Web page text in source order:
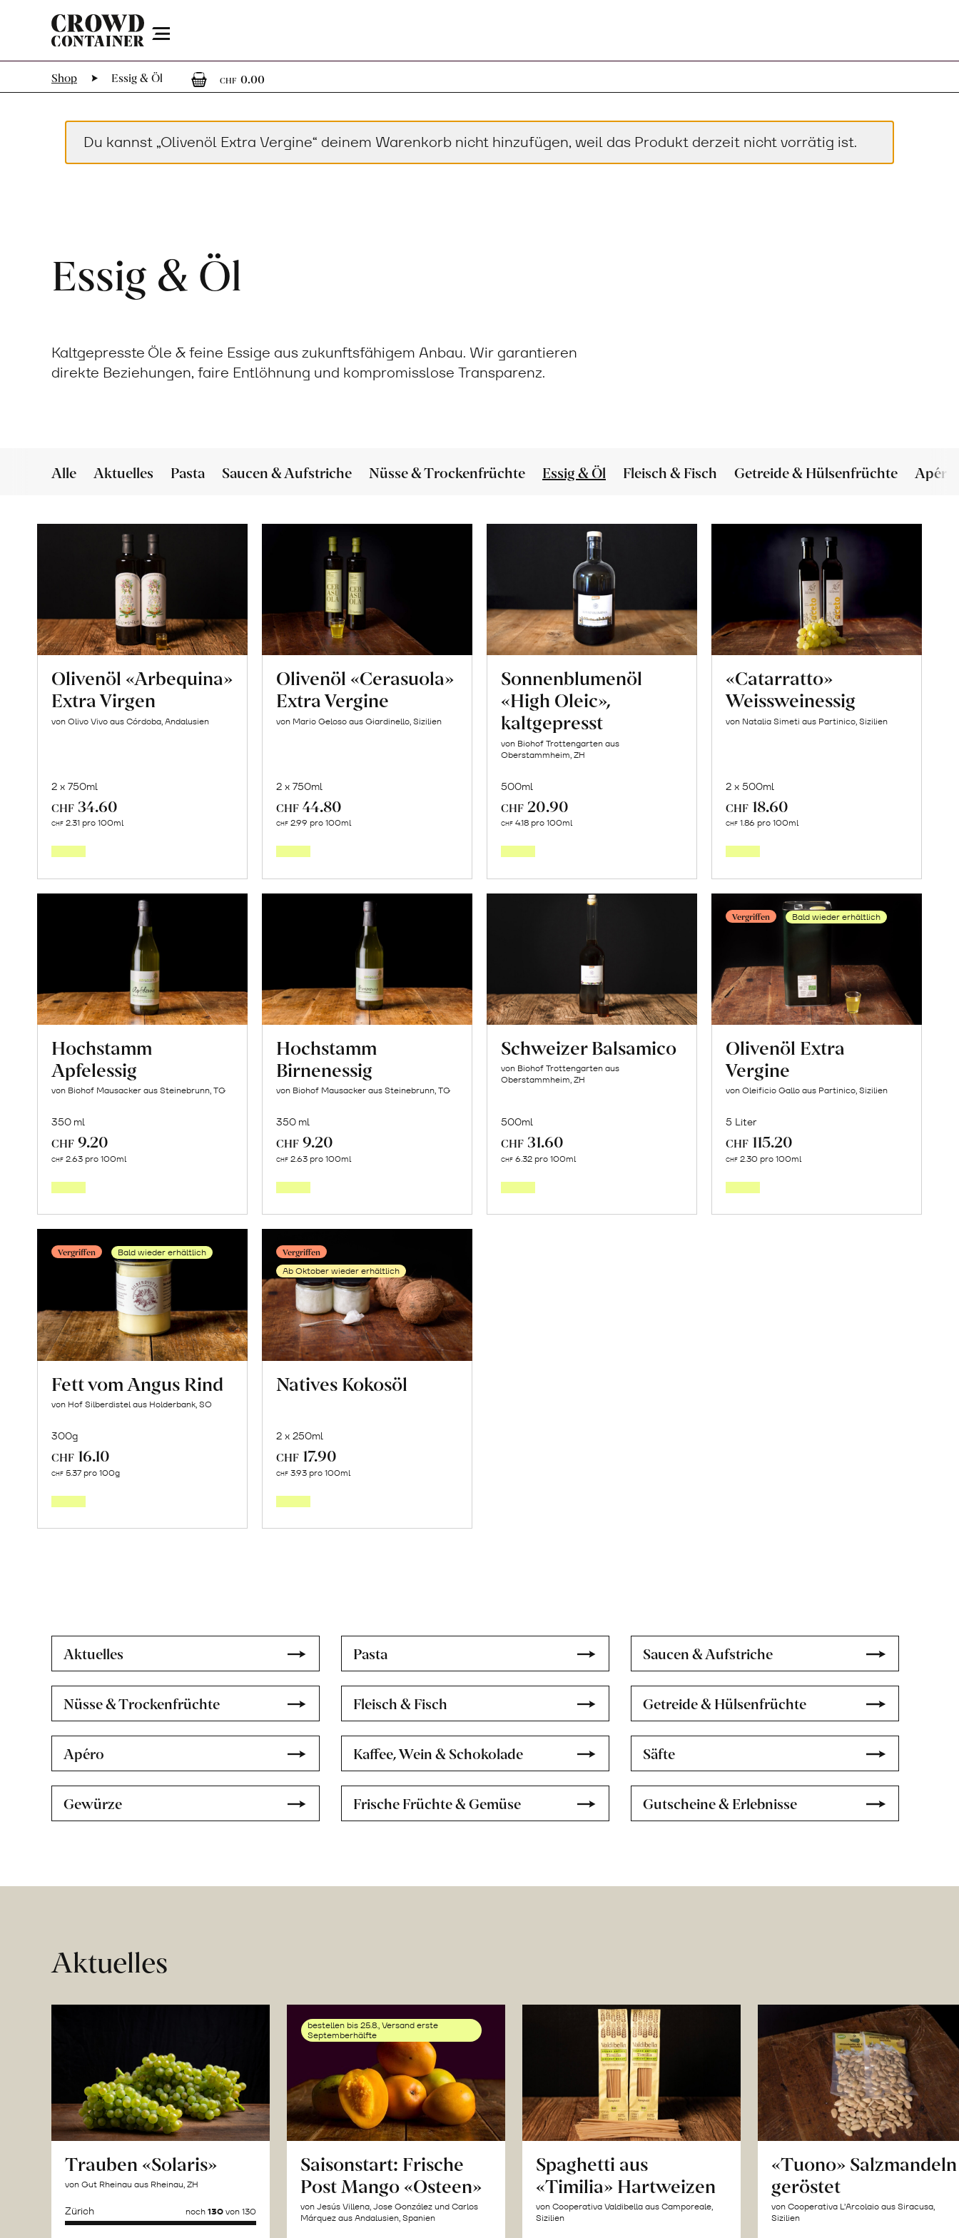
Menu
Shop Essig & Öl
CHF 0.000 Artikel im Warenkorb
Du kannst „Olivenöl Extra Vergine“ deinem Warenkorb nicht hinzufügen, weil das Produkt derzeit nicht vorrätig ist.
Essig & Öl
Kaltgepresste Öle & feine Essige aus zukunftsfähigem Anbau. Wir garantieren
direkte Beziehungen, faire Entlöhnung und kompromisslose Transparenz.
Alle Aktuelles Pasta Saucen & Aufstriche Nüsse & Trockenfrüchte Essig & Öl Fleisch & Fisch Getreide & Hülsenfrüchte Apéro
Olivenöl «Arbequina»
Extra Virgen
von Olivo Vivo aus Córdoba, Andalusien
2 x 750ml
CHF 34.60
CHF 2.31 pro 100ml
Olivenöl «Cerasuola»
Extra Vergine
von Mario Geloso aus Giardinello, Sizilien
2 x 750ml
CHF 44.80
CHF 2.99 pro 100ml
Sonnenblumenöl
«High Oleic»,
kaltgepresst
von Biohof Trottengarten aus
Oberstammheim, ZH
500ml
CHF 20.90
CHF 4.18 pro 100ml
«Catarratto»
Weissweinessig
von Natalia Simeti aus Partinico, Sizilien
2 x 500ml
CHF 18.60
CHF 1.86 pro 100ml
Hochstamm
Apfelessig
von Biohof Mausacker aus Steinebrunn, TG
350 ml
CHF 9.20
CHF 2.63 pro 100ml
Hochstamm
Birnenessig
von Biohof Mausacker aus Steinebrunn, TG
350 ml
CHF 9.20
CHF 2.63 pro 100ml
Schweizer Balsamico
von Biohof Trottengarten aus
Oberstammheim, ZH
500ml
CHF 31.60
CHF 6.32 pro 100ml
Vergriffen Bald wieder erhältlich
Olivenöl Extra
Vergine
von Oleificio Gallo aus Partinico, Sizilien
5 Liter
CHF 115.20
CHF 2.30 pro 100ml
Vergriffen Bald wieder erhältlich
Fett vom Angus Rind
von Hof Silberdistel aus Holderbank, SO
300g
CHF 16.10
CHF 5.37 pro 100g
Vergriffen
Ab Oktober wieder erhältlich
Natives Kokosöl
2 x 250ml
CHF 17.90
CHF 3.93 pro 100ml
Aktuelles Pasta Saucen & Aufstriche
Nüsse & Trockenfrüchte Fleisch & Fisch Getreide & Hülsenfrüchte
Apéro Kaffee, Wein & Schokolade Säfte
Gewürze Frische Früchte & Gemüse Gutscheine & Erlebnisse
Aktuelles
Trauben «Solaris»
von Gut Rheinau aus Rheinau, ZH
Zürich noch 130von 130
bestellen bis 25.8., Versand erste
Septemberhälfte
Saisonstart: Frische
Post Mango «Osteen»
von Jesús Villena, Jose González und Carlos
Márquez aus Andalusien, Spanien
Spaghetti aus
«Timilia» Hartweizen
von Cooperativa Valdibella aus Camporeale,
Sizilien
«Tuono» Salzmandeln
geröstet
von Cooperativa L’Arcolaio aus Siracusa,
Sizilien